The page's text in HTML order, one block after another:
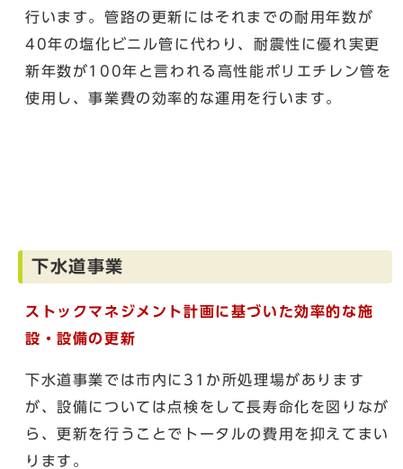
行います。管路の更新にはそれまでの耐用年数が
40年の塩化ビニル管に代わり、耐震性に優れ実更
新年数が100年と言われる高性能ポリエチレン管を
使用し、事業費の効率的な運用を行います。
下水道事業
ストックマネジメント計画に基づいた効率的な施
設・設備の更新
下水道事業では市内に31か所処理場があります
が、設備については点検をして長寿命化を図りなが
ら、更新を行うことでトータルの費用を抑えてまい
ります。